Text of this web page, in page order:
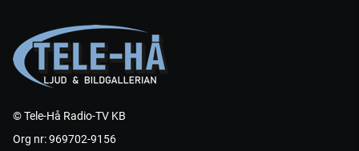
© Tele-Hå Radio-TV KB
Org nr: 969702-9156